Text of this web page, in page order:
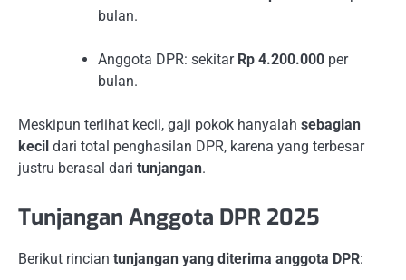
bulan.
Anggota DPR: sekitar Rp 4.200.000 per
bulan.
Meskipun terlihat kecil, gaji pokok hanyalah sebagian
kecil dari total penghasilan DPR, karena yang terbesar
justru berasal dari tunjangan.
Tunjangan Anggota DPR 2025
Berikut rincian tunjangan yang diterima anggota DPR: